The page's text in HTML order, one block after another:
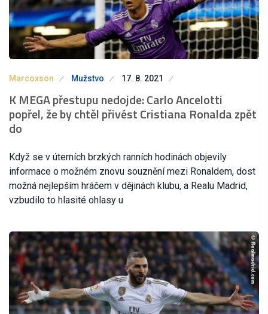
Marcoxson Mužstvo 17. 8. 2021
K MEGA přestupu nedojde: Carlo Ancelotti
popřel, že by chtěl přivést Cristiana Ronalda zpět
do
Když se v úterních brzkých ranních hodinách objevily
informace o možném znovu souznění mezi Ronaldem, dost
možná nejlepším hráčem v dějinách klubu, a Realu Madrid,
vzbudilo to hlasité ohlasy u